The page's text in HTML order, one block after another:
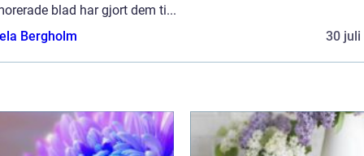
blad har gjort dem ti...
Bergholm
30 juli